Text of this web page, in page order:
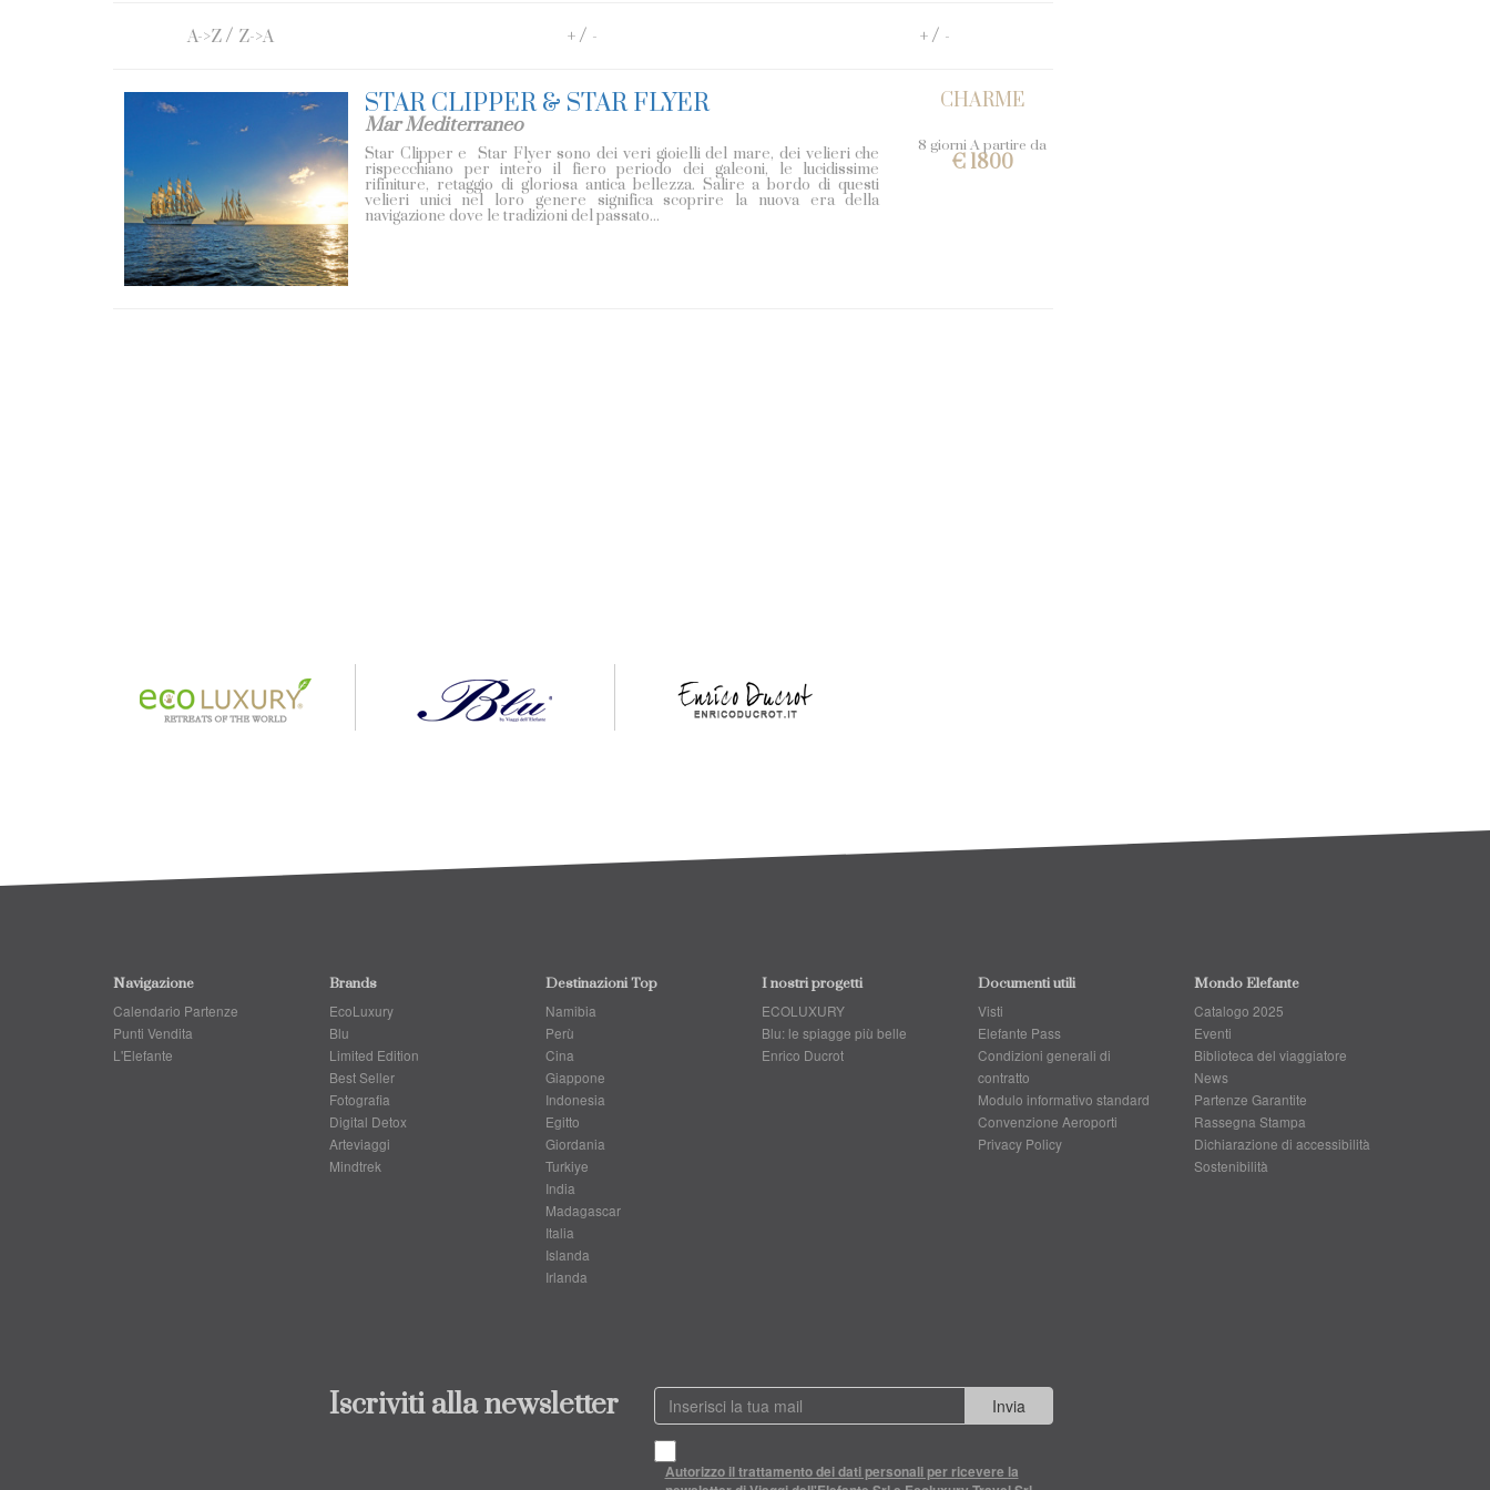
A->Z / Z->A + / - + / -
STAR CLIPPER & STAR FLYER
Mar Mediterraneo
Star Clipper e Star Flyer sono dei veri gioielli del mare, dei velieri che
rispecchiano per intero il fiero periodo dei galeoni, le lucidissime
rifiniture, retaggio di gloriosa antica bellezza. Salire a bordo di questi
velieri unici nel loro genere significa scoprire la nuova era della
navigazione dove le tradizioni del passato...
CHARME
8 giorni A partire da
€ 1800
Navigazione
Calendario Partenze
Punti Vendita
L'Elefante
Brands
EcoLuxury
Blu
Limited Edition
Best Seller
Fotografia
Digital Detox
Arteviaggi
Mindtrek
Destinazioni Top
Namibia
Perù
Cina
Giappone
Indonesia
Egitto
Giordania
Turkiye
India
Madagascar
Italia
Islanda
Irlanda
I nostri progetti
ECOLUXURY
Blu: le spiagge più belle
Enrico Ducrot
Documenti utili
Visti
Elefante Pass
Condizioni generali di
contratto
Modulo informativo standard
Convenzione Aeroporti
Privacy Policy
Mondo Elefante
Catalogo 2025
Eventi
Biblioteca del viaggiatore
News
Partenze Garantite
Rassegna Stampa
Dichiarazione di accessibilità
Sostenibilità
Iscriviti alla newsletter Invia
Autorizzo il trattamento dei dati personali per ricevere la